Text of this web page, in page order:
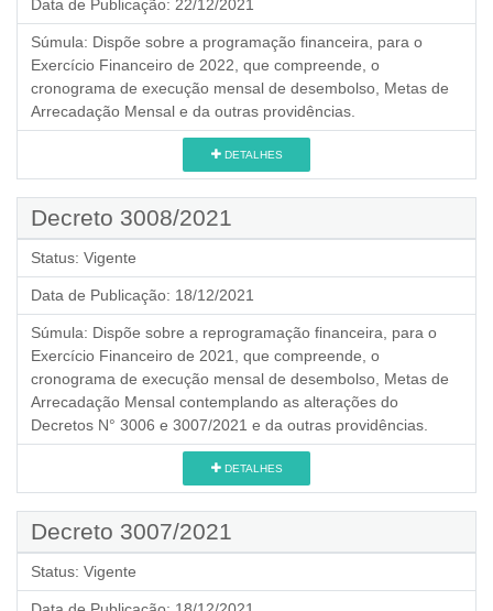
Data de Publicação: 22/12/2021
Súmula: Dispõe sobre a programação financeira, para o
Exercício Financeiro de 2022, que compreende, o
cronograma de execução mensal de desembolso, Metas de
Arrecadação Mensal e da outras providências.
DETALHES
Decreto 3008/2021
Status: Vigente
Data de Publicação: 18/12/2021
Súmula: Dispõe sobre a reprogramação financeira, para o
Exercício Financeiro de 2021, que compreende, o
cronograma de execução mensal de desembolso, Metas de
Arrecadação Mensal contemplando as alterações do
Decretos N° 3006 е 3007/2021 e da outras providências.
DETALHES
Decreto 3007/2021
Status: Vigente